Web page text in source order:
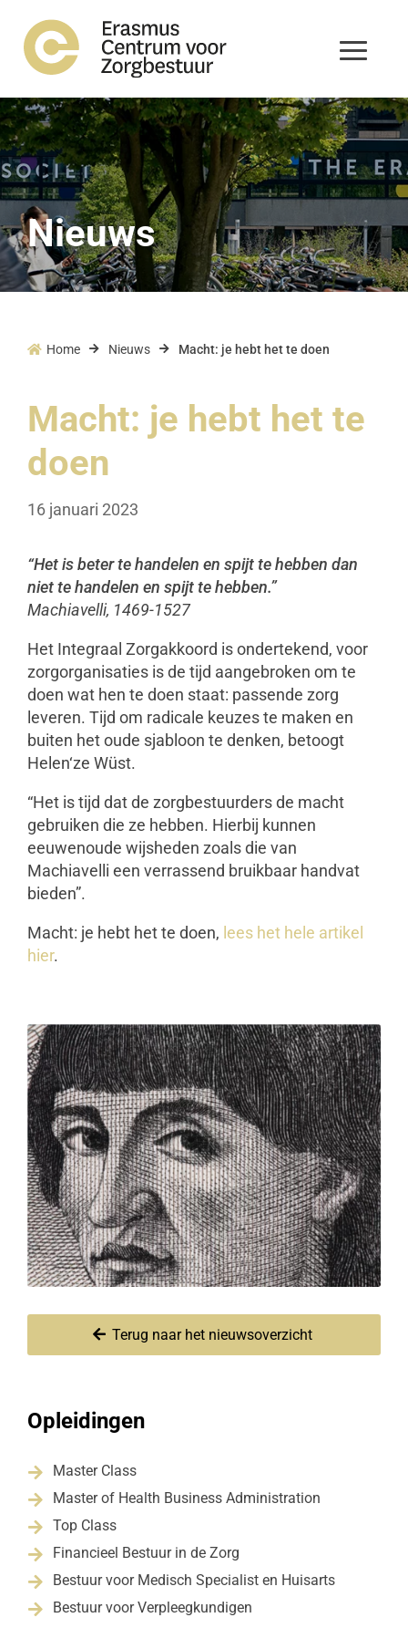
Nieuws
 Home  Nieuws  Macht: je hebt het te doen
Macht: je hebt het te
doen
16 januari 2023
“Het is beter te handelen en spijt te hebben dan
niet te handelen en spijt te hebben.”
Machiavelli, 1469-1527
Het Integraal Zorgakkoord is ondertekend, voor
zorgorganisaties is de tijd aangebroken om te
doen wat hen te doen staat: passende zorg
leveren. Tijd om radicale keuzes te maken en
buiten het oude sjabloon te denken, betoogt
Helen‘ze Wüst.
“Het is tijd dat de zorgbestuurders de macht
gebruiken die ze hebben. Hierbij kunnen
eeuwenoude wijsheden zoals die van
Machiavelli een verrassend bruikbaar handvat
bieden”.
Macht: je hebt het te doen, lees het hele artikel
hier.
Terug naar het nieuwsoverzicht
Opleidingen
 Master Class
 Master of Health Business Administration
 Top Class
 Financieel Bestuur in de Zorg
 Bestuur voor Medisch Specialist en Huisarts
 Bestuur voor Verpleegkundigen